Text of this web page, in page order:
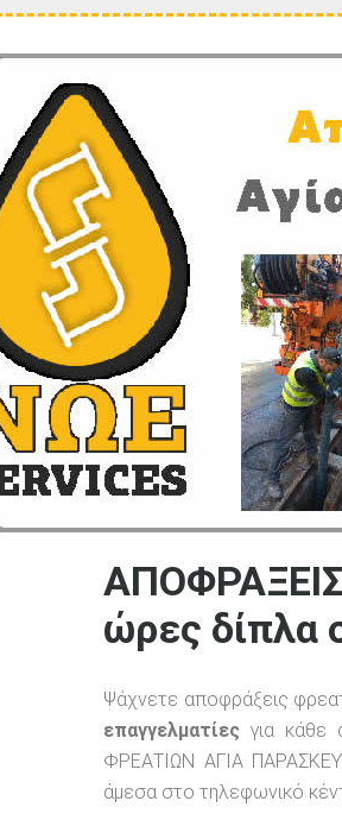
ώρες δίπλα
Ψάχνετε αποφράξεις
επαγγελματίες για κάθε
ΦΡΕΑΤΙΩΝ ΑΓΙΑ
άμεσα στο τηλεφωνικό